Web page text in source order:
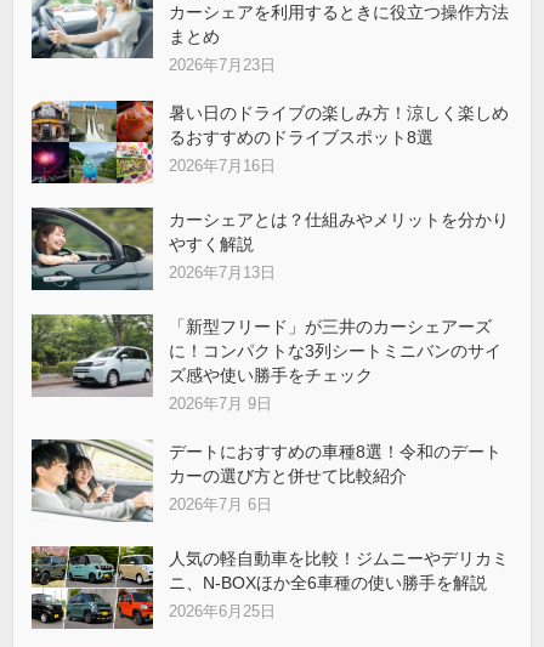
カーシェアを利用するときに役立つ操作方法
まとめ
2026年7月23日
暑い日のドライブの楽しみ方！涼しく楽しめ
るおすすめのドライブスポット8選
2026年7月16日
カーシェアとは？仕組みやメリットを分かり
やすく解説
2026年7月13日
「新型フリード」が三井のカーシェアーズ
に！コンパクトな3列シートミニバンのサイ
ズ感や使い勝手をチェック
2026年7月 9日
デートにおすすめの車種8選！令和のデート
カーの選び方と併せて比較紹介
2026年7月 6日
人気の軽自動車を比較！ジムニーやデリカミ
ニ、N-BOXほか全6車種の使い勝手を解説
2026年6月25日